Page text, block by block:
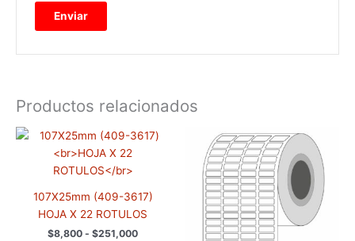
Productos relacionados
107X25mm (409-3617)
HOJA X 22 ROTULOS
$8,800 - $251,000
Rango
hasta
$251,000
Este
variantes.
de
precios:
desde
$54,740
hasta
$109,480